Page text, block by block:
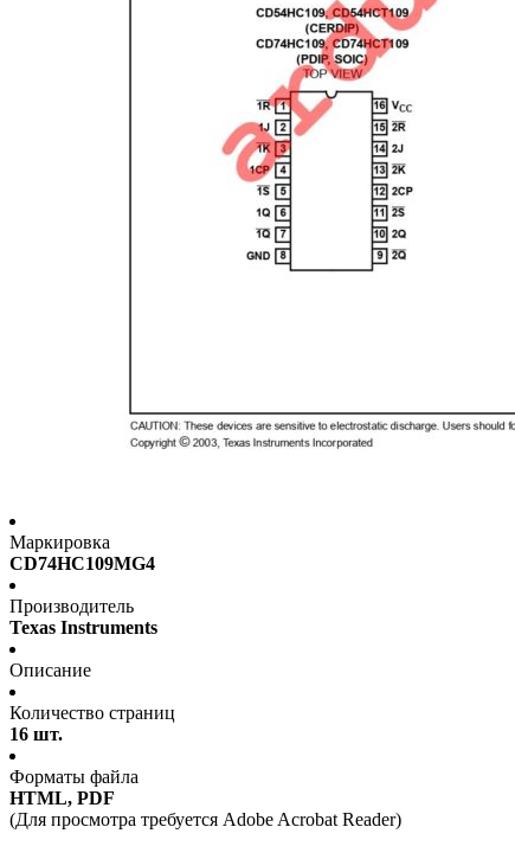
Маркировка
CD74HC109MG4
Производитель
Texas Instruments
Описание
Количество страниц
16 шт.
Форматы файла
HTML, PDF
(Для просмотра требуется Adobe Acrobat Reader)